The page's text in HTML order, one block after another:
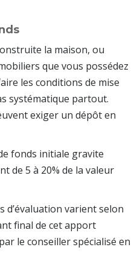
la maison, ou
que vous possédez
les conditions de mise
systématique partout.
exiger un dépôt en
fonds initiale gravite
de 5 à 20% de la valeur
d’évaluation varient selon
final de cet apport
le conseiller spécialisé en